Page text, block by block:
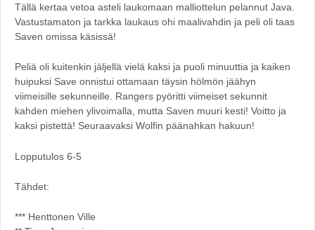
Tällä kertaa vetoa asteli laukomaan malliottelun pelannut Java.
Vastustamaton ja tarkka laukaus ohi maalivahdin ja peli oli taas
Saven omissa käsissä!
Peliä oli kuitenkin jäljellä vielä kaksi ja puoli minuuttia ja kaiken
huipuksi Save onnistui ottamaan täysin hölmön jäähyn
viimeisille sekunneille. Rangers pyöritti viimeiset sekunnit
kahden miehen ylivoimalla, mutta Saven muuri kesti! Voitto ja
kaksi pistettä! Seuraavaksi Wolfin päänahkan hakuun!
Lopputulos 6-5
Tähdet:
*** Henttonen Ville